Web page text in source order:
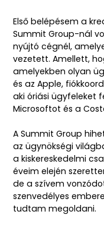
Első belépésem a
Summit Group-nál
nyújtó cégnél,
vezetett. Amellett,
amelyekben olyan
és az Apple,
aki óriási ügyfeleket
Microsoftot és a
A Summit Group
az ügynökségi
a kiskereskedelmi
éveim elején
de a szívem
szenvedélyes
tudtam megoldani.